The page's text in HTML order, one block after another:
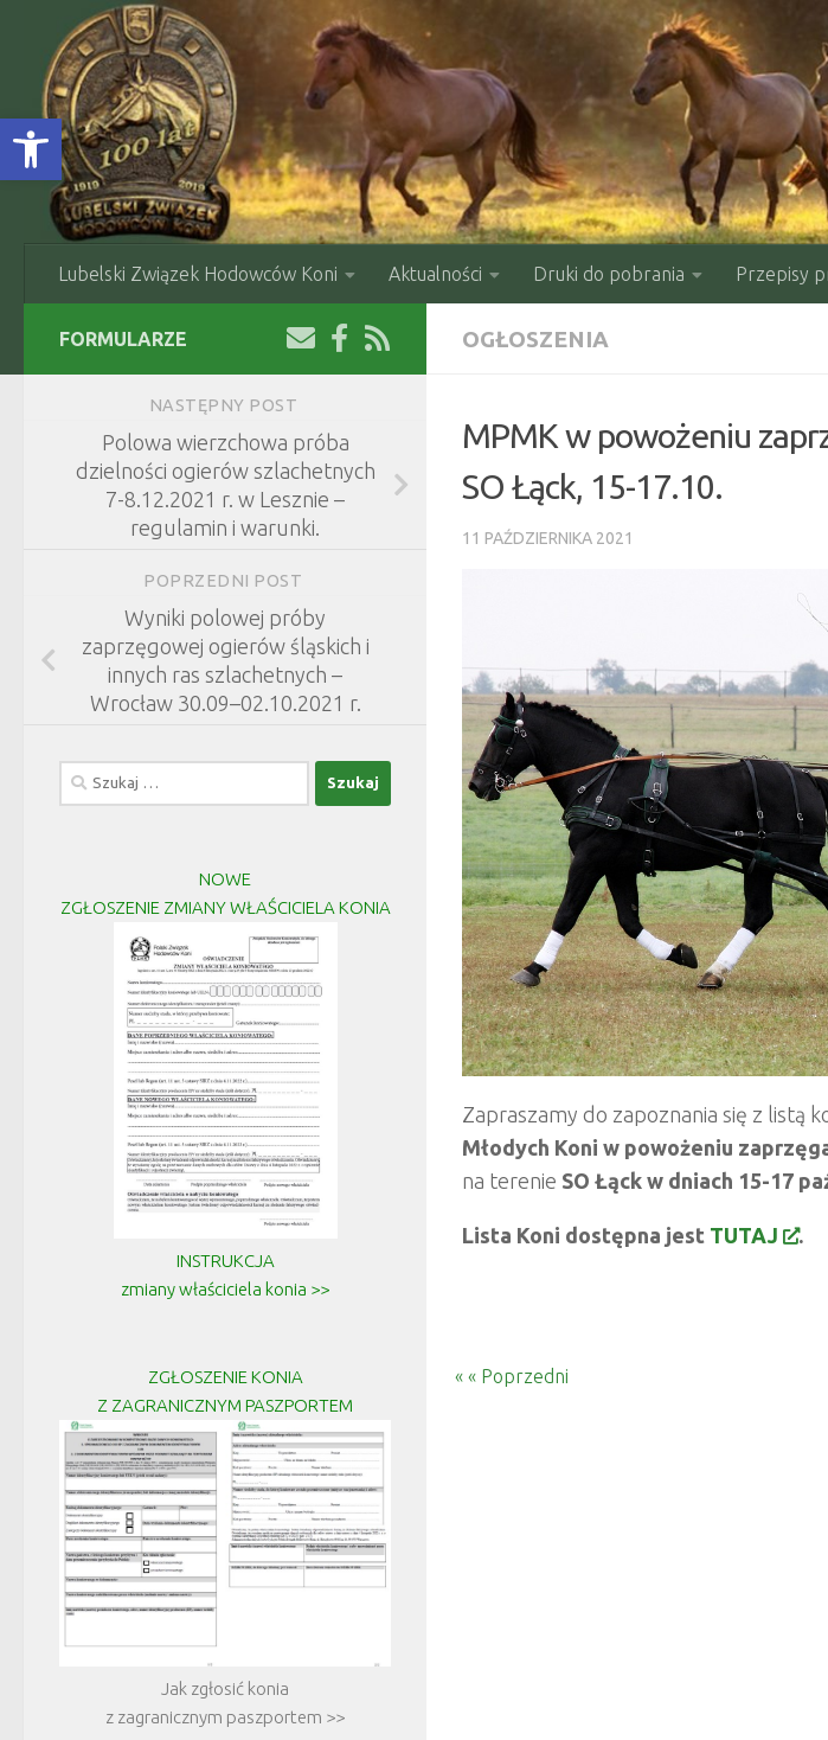
Open toolbar
Skip to content
Lubelski Związek Hodowców Koni Aktualności Druki do pobrania Przepisy
OGŁOSZENIA
MPMK w powożeniu
SO Łąck, 15-17.10.
11 PAŹDZIERNIKA 2021
Zapraszamy do zapoznania się z listą
Młodych Koni w powożeniu
na terenie SO Łąck w dniach 15-17
Lista Koni dostępna jest TUTAJ .
FORMULARZE
NASTĘPNY POST
Polowa wierzchowa próba
dzielności ogierów szlachetnych
7-8.12.2021 r. w Lesznie –
regulamin i warunki.
POPRZEDNI POST
Wyniki polowej próby
zaprzęgowej ogierów śląskich i
innych ras szlachetnych –
Wrocław 30.09–02.10.2021 r.
Szukaj:
NOWE
ZGŁOSZENIE ZMIANY WŁAŚCICIELA KONIA
INSTRUKCJA
zmiany właściciela konia >>
ZGŁOSZENIE KONIA
Z ZAGRANICZNYM PASZPORTEM
Jak zgłosić konia
z zagranicznym paszportem >>
« « Poprzedni